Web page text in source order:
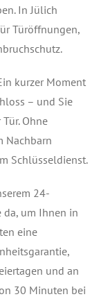
In Jülich
Türöffnungen,
kurzer Moment
– und Sie
Ohne
Nachbarn
Schlüsseldienst.
24-
da, um Ihnen in
eine
und an
30 Minuten bei